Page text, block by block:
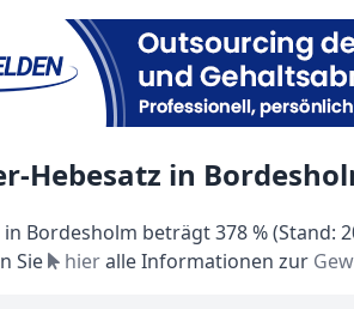
Hebesatz in
Bordesholm beträgt 378 % (Stand:
Sie
hieralle Informationen zur